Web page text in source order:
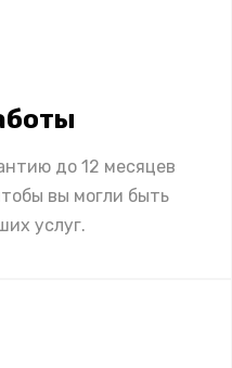
до 12 месяцев
вы могли быть
услуг.